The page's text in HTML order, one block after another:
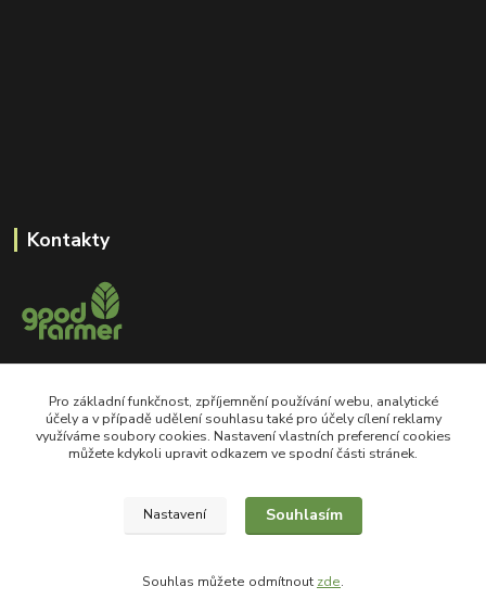
Kontakty
+420 605 550 660
Po-Pá, 8-18 hod
shop@goodfarmer.cz
©2008 goodfarmer.cz Všechna práva vyhrazena.
Pro základní funkčnost, zpříjemnění používání webu, analytické
účely a v případě udělení souhlasu také pro účely cílení reklamy
využíváme soubory cookies. Nastavení vlastních preferencí cookies
můžete kdykoli upravit odkazem ve spodní části stránek.
Nastavení Souhlasím
Souhlas můžete odmítnout zde.